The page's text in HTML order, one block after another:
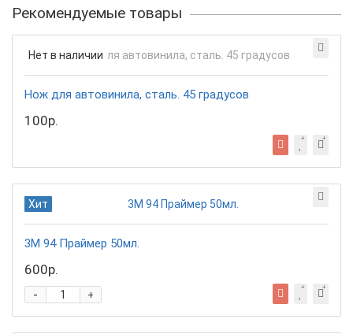
Рекомендуемые товары
Нет в наличии
Нож для автовинила, сталь. 45 градусов
100р.
Хит
3М 94 Праймер 50мл.
600р.
+
-